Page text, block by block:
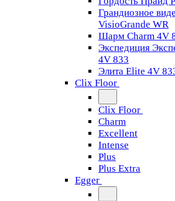
Грандиозное
VisioGrande WR
Шарм Charm 4V
Экспедиция
4V 833
Элита Elite 4V
Clix Floor
Clix Floor
Charm
Excellent
Intense
Plus
Plus Extra
Egger